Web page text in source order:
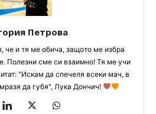
Петрова
че и тя ме обича, защото ме избра
Полезни сме си взаимно! Тя ме учи
"Искам да спечеля всеки мач, в
да губя", Лука Дончич!